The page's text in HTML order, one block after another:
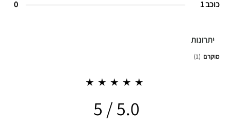
כוכב 1 0
יתרונות
מוקרם 1
5.0